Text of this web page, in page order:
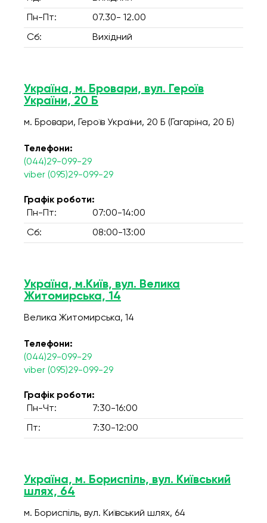
Пн-Пт: 07.30- 12.00
Сб: Вихідний
Україна, м. Бровари, вул. Героїв
України, 20 Б
м. Бровари, Героїв України, 20 Б (Гагаріна, 20 Б)
Телефони:
(044)29-099-29
viber (095)29-099-29
Графік роботи:
Пн-Пт:
07:00-14:00
Сб: 08:00-13:00
Україна, м.Київ, вул. Велика
Житомирська, 14
Велика Житомирська, 14
Телефони:
(044)29-099-29
viber (095)29-099-29
Графік роботи:
Пн-Чт:
7:30-16:00
Пт: 7:30-12:00
Україна, м. Бориспіль, вул. Київський
шлях, 64
м. Бориспіль, вул. Київський шлях, 64